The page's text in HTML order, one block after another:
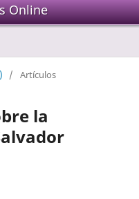
Online
/ Artículos
la